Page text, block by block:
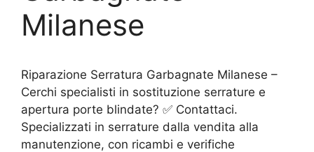
Milanese
Riparazione Serratura Garbagnate Milanese –
Cerchi specialisti in sostituzione serrature e
apertura porte blindate? ✅ Contattaci.
Specializzati in serrature dalla vendita alla
manutenzione, con ricambi e verifiche